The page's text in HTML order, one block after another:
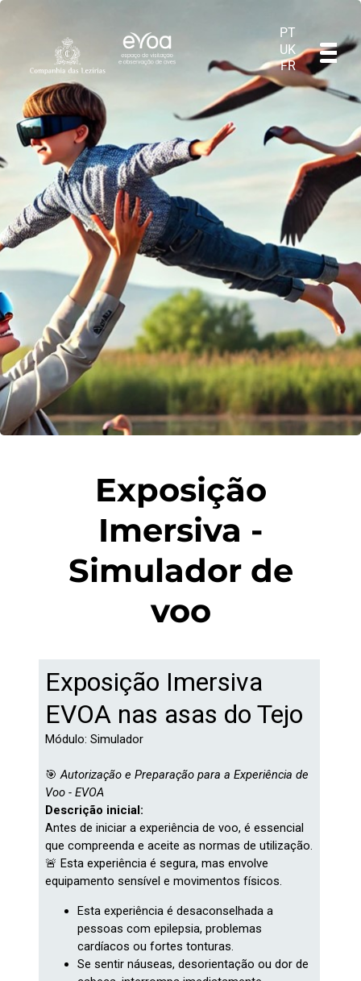
PT
UK
FR
Exposição
Imersiva -
Simulador de
voo